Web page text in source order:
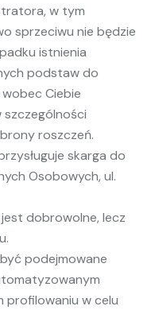
w tym
sprzeciwu nie będzie
istnienia
podstaw do
Ciebie
szczególności
roszczeń.
skarga do
Osobowych, ul.
dobrowolne, lecz
podejmowane
profilowaniu w celu